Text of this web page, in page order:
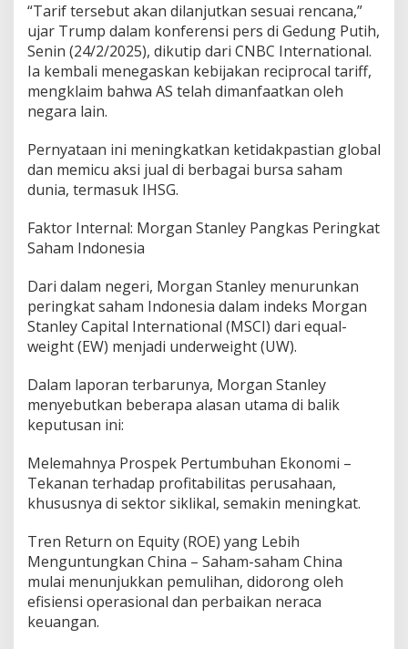
“Tarif tersebut akan dilanjutkan sesuai rencana,”
ujar Trump dalam konferensi pers di Gedung Putih,
Senin (24/2/2025), dikutip dari CNBC International.
Ia kembali menegaskan kebijakan reciprocal tariff,
mengklaim bahwa AS telah dimanfaatkan oleh
negara lain.
Pernyataan ini meningkatkan ketidakpastian global
dan memicu aksi jual di berbagai bursa saham
dunia, termasuk IHSG.
Faktor Internal: Morgan Stanley Pangkas Peringkat
Saham Indonesia
Dari dalam negeri, Morgan Stanley menurunkan
peringkat saham Indonesia dalam indeks Morgan
Stanley Capital International (MSCI) dari equal-
weight (EW) menjadi underweight (UW).
Dalam laporan terbarunya, Morgan Stanley
menyebutkan beberapa alasan utama di balik
keputusan ini:
Melemahnya Prospek Pertumbuhan Ekonomi –
Tekanan terhadap profitabilitas perusahaan,
khususnya di sektor siklikal, semakin meningkat.
Tren Return on Equity (ROE) yang Lebih
Menguntungkan China – Saham-saham China
mulai menunjukkan pemulihan, didorong oleh
efisiensi operasional dan perbaikan neraca
keuangan.